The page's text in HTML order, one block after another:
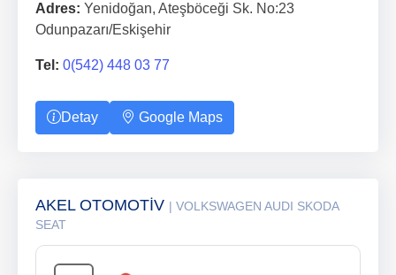
Adres: Yenidoğan, Ateşböceği Sk. No:23
Odunpazarı/Eskişehir
Tel: 0(542) 448 03 77
Detay Google Maps
AKEL OTOMOTİV | VOLKSWAGEN AUDI SKODA
SEAT